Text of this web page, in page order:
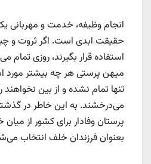
انجام وظیفه، خدمت و مهربانی
حقیقت ابدی است. اگر ثروت و
استفاده قرار بگیرند، روزی تمام
میهن پرستی هر چه بیشتر مورد
تنها تمام نشده و از بین
می‌درخشند. به این خاطر در
پرستان وفادار برای کشور از
بعنوان فرزندان خلف انتخاب